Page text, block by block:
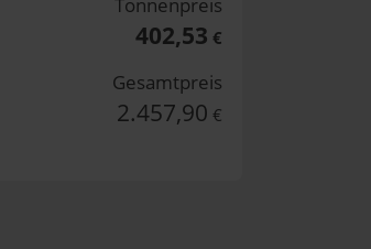
Tonnenpreis
402,53 €
Gesamtpreis
2.457,90 €